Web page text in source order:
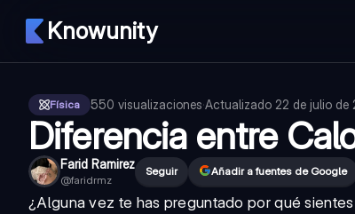
Knowunity
Física 550 visualizaciones·Actualizado 22 de julio de
Diferencia entre
Farid Ramirez
@faridrmz
Seguir Añadir a fuentes de Google
¿Alguna vez te has preguntado por qué